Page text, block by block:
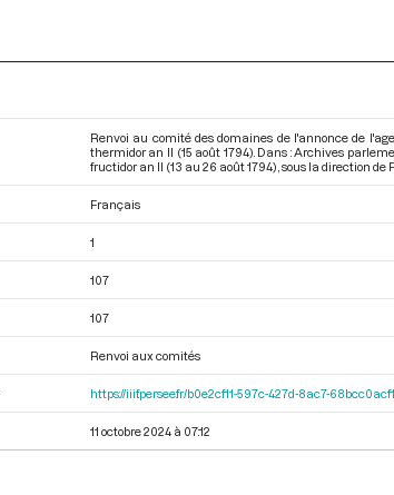
Renvoi au comité des domaines de l'annonce de
thermidor an II (15 août 1794). Dans : Archives
fructidor an II (13 au 26 août 1794) , sous la direction de
Français
1
107
107
Renvoi aux comités
https://iiif.persee.fr/b0e2cf11-597c-427d-8ac7-
11 octobre 2024 à 07:12